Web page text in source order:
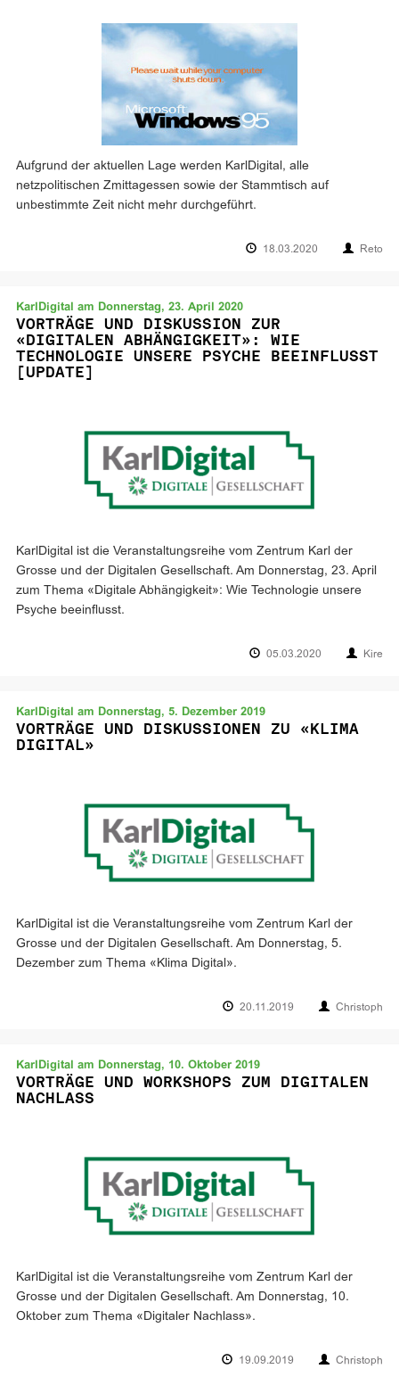
Aufgrund der aktuellen Lage werden KarlDigital, alle
netzpolitischen Zmittagessen sowie der Stammtisch auf
unbestimmte Zeit nicht mehr durchgeführt.
18.03.2020 Reto
KarlDigital am Donnerstag, 23. April 2020
VORTRÄGE UND DISKUSSION ZUR
«DIGITALEN ABHÄNGIGKEIT»: WIE
TECHNOLOGIE UNSERE PSYCHE BEEINFLUSST
[UPDATE]
KarlDigital ist die Veranstaltungsreihe vom Zentrum Karl der
Grosse und der Digitalen Gesellschaft. Am Donnerstag, 23. April
zum Thema «Digitale Abhängigkeit»: Wie Technologie unsere
Psyche beeinflusst.
05.03.2020 Kire
KarlDigital am Donnerstag, 5. Dezember 2019
VORTRÄGE UND DISKUSSIONEN ZU «KLIMA
DIGITAL»
KarlDigital ist die Veranstaltungsreihe vom Zentrum Karl der
Grosse und der Digitalen Gesellschaft. Am Donnerstag, 5.
Dezember zum Thema «Klima Digital».
20.11.2019 Christoph
KarlDigital am Donnerstag, 10. Oktober 2019
VORTRÄGE UND WORKSHOPS ZUM DIGITALEN
NACHLASS
KarlDigital ist die Veranstaltungsreihe vom Zentrum Karl der
Grosse und der Digitalen Gesellschaft. Am Donnerstag, 10.
Oktober zum Thema «Digitaler Nachlass».
19.09.2019 Christoph